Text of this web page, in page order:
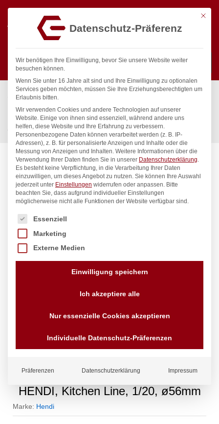
Suchen
Start / Gastronomiebedarf & Gastro Geräte für Profis
Küchenartikel
Eiscreme
Eiscremeportionierer Kitchen Line , HENDI, Kitchen Line, 1/20,
ø56mm
Eiscremeportionierer Kitchen Line ,
HENDI, Kitchen Line, 1/20, ø56mm
Marke: Hendi
Mit
Datenschutz-Präferenz
Wir benötigen Ihre Einwilligung, bevor Sie unsere Website weiter
besuchen können.
Wenn Sie unter 16 Jahre alt sind und Ihre Einwilligung zu optionalen
Services geben möchten, müssen Sie Ihre Erziehungsberechtigten um
Erlaubnis bitten.
Wir verwenden Cookies und andere Technologien auf unserer
Website. Einige von ihnen sind essenziell, während andere uns
helfen, diese Website und Ihre Erfahrung zu verbessern.
Personenbezogene Daten können verarbeitet werden (z. B. IP-
Adressen), z. B. für personalisierte Anzeigen und Inhalte oder die
Messung von Anzeigen und Inhalten. Weitere Informationen über die
Verwendung Ihrer Daten finden Sie in unserer Datenschutzerklärung.
Es besteht keine Verpflichtung, in die Verarbeitung Ihrer Daten
einzuwilligen, um dieses Angebot zu nutzen. Sie können Ihre Auswahl
jederzeit unter Einstellungen widerrufen oder anpassen. Bitte
beachten Sie, dass aufgrund individueller Einstellungen
möglicherweise nicht alle Funktionen der Website verfügbar sind.
Es folgt eine Liste der Service-Gruppen, für die eine
Essenziell
Marketing
Externe Medien
Einwilligung speichern
Ich akzeptiere alle
Nur essenzielle Cookies akzeptieren
Individuelle Datenschutz-Präferenzen
Präferenzen Datenschutzerklärung Impressum